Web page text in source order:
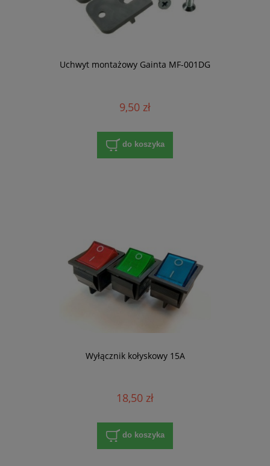
Uchwyt montażowy Gainta MF-001DG
9,50 zł
do koszyka
Wyłącznik kołyskowy 15A
18,50 zł
do koszyka